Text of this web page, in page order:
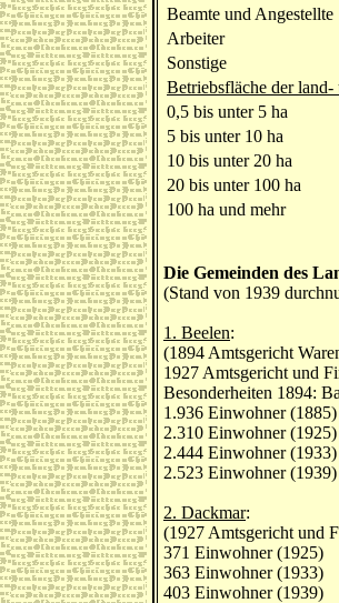
Beamte und Angestellte
Arbeiter
Sonstige
Betriebsfläche der
0,5 bis unter 5 ha
5 bis unter 10 ha
10 bis unter 20 ha
20 bis unter 100 ha
100 ha und mehr
Die Gemeinden des
(Stand von 1939
1. Beelen:
(1894 Amtsgericht
1927 Amtsgericht und
Besonderheiten 1894:
1.936 Einwohner (1885)
2.310 Einwohner (1925)
2.444 Einwohner (1933)
2.523 Einwohner (1939)
2. Dackmar:
(1927 Amtsgericht und
371 Einwohner (1925)
363 Einwohner (1933)
403 Einwohner (1939)